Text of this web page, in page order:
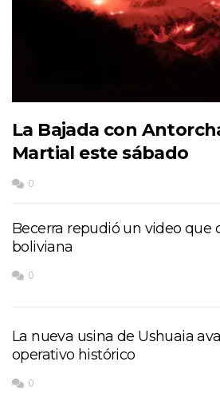
La Bajada con
Martial este sábado
0
Becerra repudió un video que
boliviana
0
La nueva usina de Ushuaia
operativo histórico
0